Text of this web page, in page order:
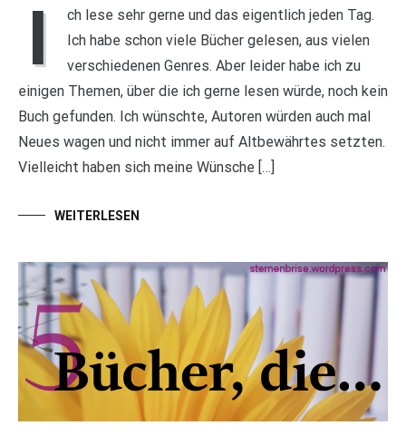
I
ch lese sehr gerne und das eigentlich jeden Tag.
Ich habe schon viele Bücher gelesen, aus vielen
verschiedenen Genres. Aber leider habe ich zu
einigen Themen, über die ich gerne lesen würde, noch kein
Buch gefunden. Ich wünschte, Autoren würden auch mal
Neues wagen und nicht immer auf Altbewährtes setzten.
Vielleicht haben sich meine Wünsche […]
WEITERLESEN